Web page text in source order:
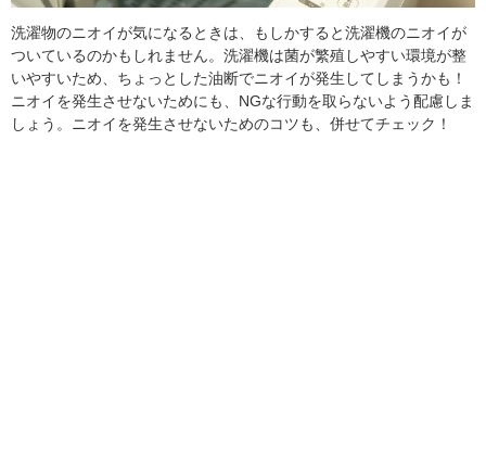
洗濯物のニオイが気になるときは、もしかすると洗濯機のニオイが
ついているのかもしれません。洗濯機は菌が繁殖しやすい環境が整
いやすいため、ちょっとした油断でニオイが発生してしまうかも！
ニオイを発生させないためにも、NGな行動を取らないよう配慮しま
しょう。ニオイを発生させないためのコツも、併せてチェック！